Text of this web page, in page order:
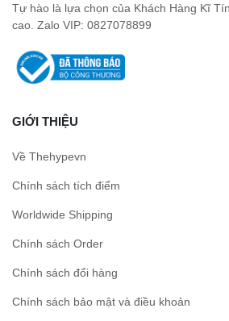
Tự hào là lựa chọn của Khách Hàng Kĩ
cao. Zalo VIP: 0827078899
GIỚI THIỆU
Về Thehypevn
Chính sách tích điểm
Worldwide Shipping
Chính sách Order
Chính sách đổi hàng
Chính sách bảo mật và điều khoản